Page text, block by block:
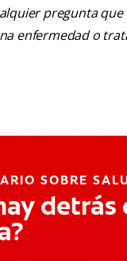
pregunta que
enfermedad o
SOBRE
detrás